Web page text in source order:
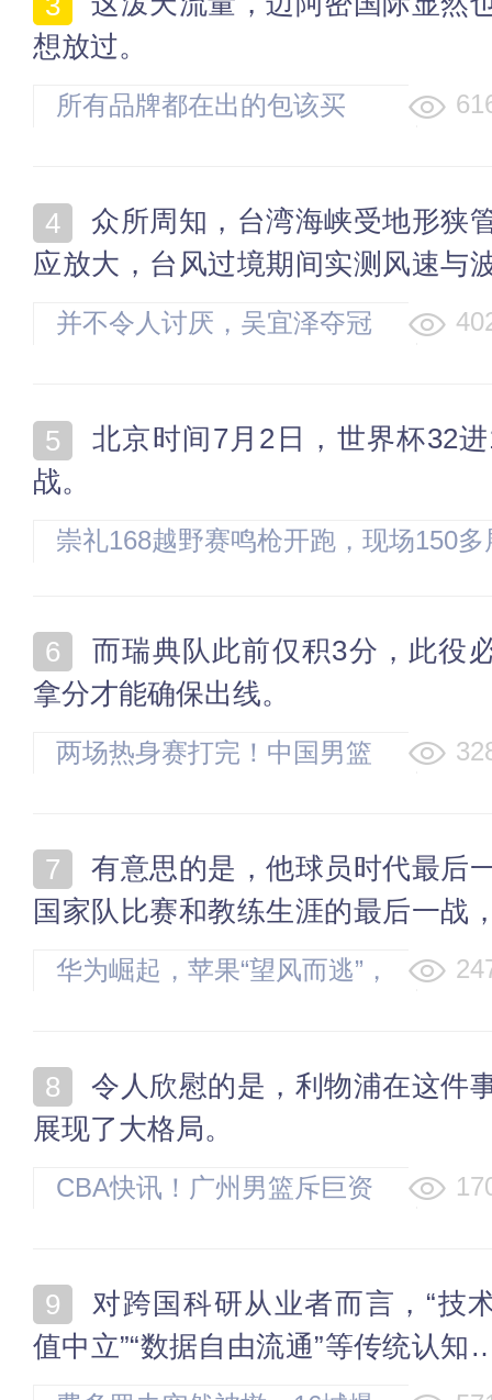
想放过。
所有品牌都在出的包该买
应放大，台风过境期间实测风速与
普遍高于邻近开阔海域，选择此处
并不令人讨厌，吴宜泽夺冠
战。
崇礼168越野赛鸣枪开跑，现场150
拿分才能确保出线。
两场热身赛打完！中国男篮
国家队比赛和教练生涯的最后一战
手都是英格兰队。
华为崛起，苹果“望风而逃”，
展现了大格局。
CBA快讯！广州男篮斥巨资
约权，麦考尔重回广州
值中立”“数据自由流通”等传统认知
遇系统性质疑，取而代之的是“能